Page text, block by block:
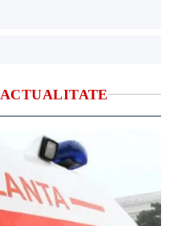
ACTUALITATE